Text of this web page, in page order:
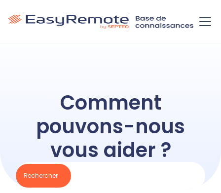
Comment
pouvons-nous
vous aider ?